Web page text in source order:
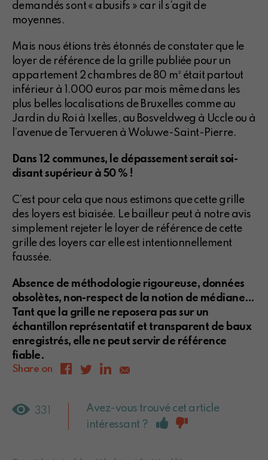
demandés sont « abusifs » car il s’agit de
moyennes.
Mais nous étions très étonnés de constater que le
loyer de référence de la grille publiée pour un
appartement 2 chambres de 80 m² était partout
inférieur à 1.000 euros par mois même dans les
plus belles localisations de Bruxelles comme au
Jardin du Roi à Ixelles, au Bosveldweg à Uccle ou à
l’avenue de Tervueren à Woluwe-Saint-Pierre.
Dans 12 communes, le dépassement serait soi-
disant supérieur à 50 % !
C’est pour cela que nous estimons que cette grille
des loyers est biaisée. Le bailleur peut à notre avis
simplement rejeter le loyer de référence de cette
grille des loyers car elle est intentionnellement
faussée.
Absence de méthodologie rigoureuse, données
obsolètes, non-respect de la notion de médiane…
Tant que la grille ne reposera pas sur un
échantillon représentatif et transparent de baux
enregistrés, elle ne peut servir de référence
fiable.
Share on
331
Avez-vous trouvé cet article
intéressant ?